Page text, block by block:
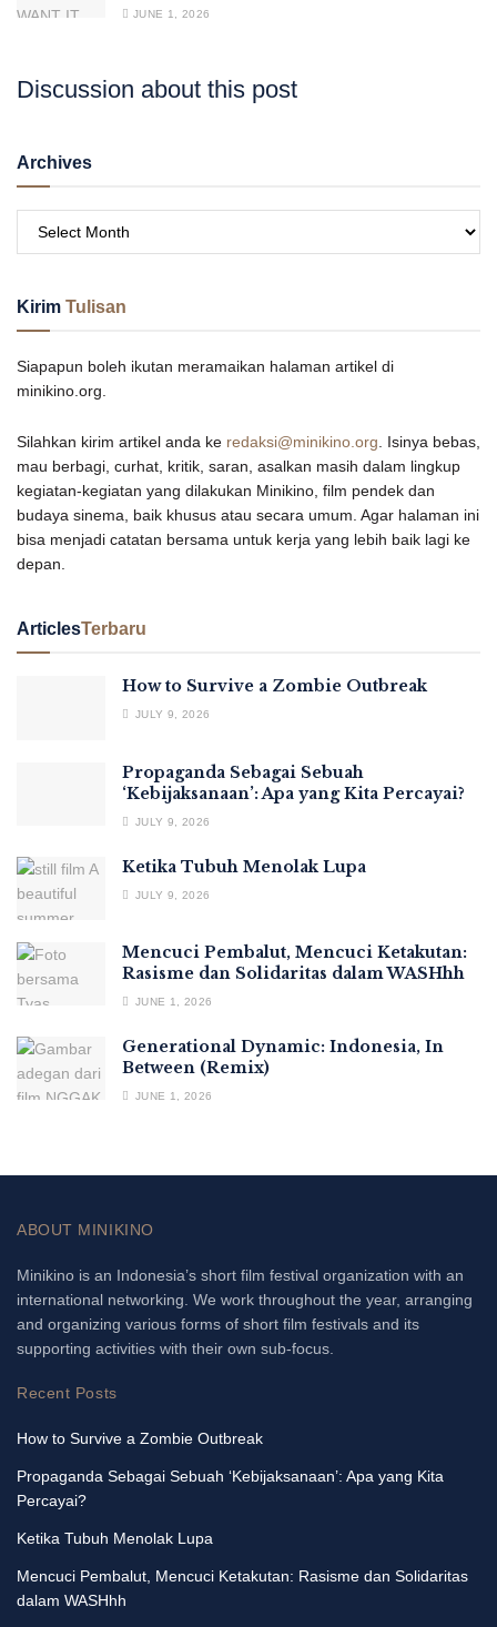
JUNE 1, 2026
Discussion about this post
Archives
Kirim Tulisan
Siapapun boleh ikutan meramaikan halaman artikel di
minikino.org.
Silahkan kirim artikel anda ke redaksi@minikino.org. Isinya bebas,
mau berbagi, curhat, kritik, saran, asalkan masih dalam lingkup
kegiatan-kegiatan yang dilakukan Minikino, film pendek dan
budaya sinema, baik khusus atau secara umum. Agar halaman ini
bisa menjadi catatan bersama untuk kerja yang lebih baik lagi ke
depan.
ArticlesTerbaru
How to Survive a Zombie Outbreak
JULY 9, 2026
Propaganda Sebagai Sebuah
‘Kebijaksanaan’: Apa yang Kita Percayai?
JULY 9, 2026
Ketika Tubuh Menolak Lupa
JULY 9, 2026
Mencuci Pembalut, Mencuci Ketakutan:
Rasisme dan Solidaritas dalam WASHhh
JUNE 1, 2026
Generational Dynamic: Indonesia, In
Between (Remix)
JUNE 1, 2026
ABOUT MINIKINO
Minikino is an Indonesia’s short film festival organization with an
international networking. We work throughout the year, arranging
and organizing various forms of short film festivals and its
supporting activities with their own sub-focus.
Recent Posts
How to Survive a Zombie Outbreak
Propaganda Sebagai Sebuah ‘Kebijaksanaan’: Apa yang Kita
Percayai?
Ketika Tubuh Menolak Lupa
Mencuci Pembalut, Mencuci Ketakutan: Rasisme dan Solidaritas
dalam WASHhh